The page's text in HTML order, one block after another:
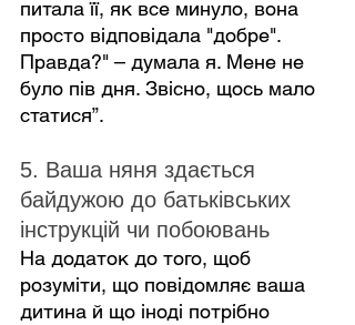
питала її, як все минуло, вона
просто відповідала "добре".
Правда?" – думала я. Мене не
було пів дня. Звісно, ​​щось мало
статися”.
5. Ваша няня здається
байдужою до батьківських
інструкцій чи побоювань
На додаток до того, щоб
розуміти, що повідомляє ваша
дитина й що іноді потрібно